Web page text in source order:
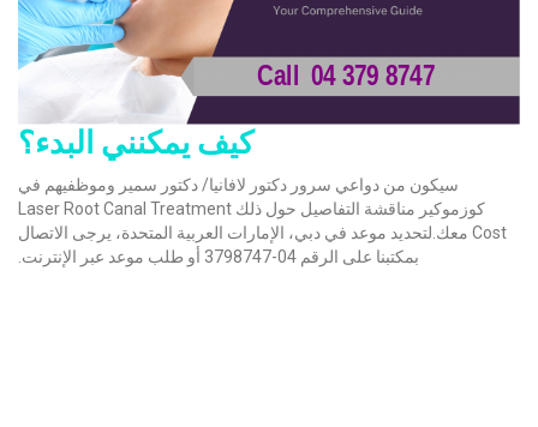
كيف يمكنني البدء؟
سيكون من دواعي سرور دكتور لافانيا/ دكتور سمير وموظفيهم في
كوزموكير مناقشة التفاصيل حول ذلك Laser Root Canal Treatment
Cost معك.لتحديد موعد في دبي، الإمارات العربية المتحدة، يرجى الاتصال
بمكتبنا على الرقم 04-3798747 أو طلب موعد عبر الإنترنت.